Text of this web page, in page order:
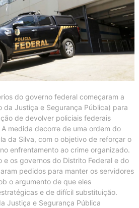
do governo federal começaram a
da Justiça e Segurança Pública) para
de devolver policiais federais
medida decorre de uma ordem do
da Silva, com o objetivo de reforçar o
enfrentamento ao crime organizado.
e os governos do Distrito Federal e do
pedidos para manter os servidores
o argumento de que eles
e de difícil substituição.
Justiça e Segurança Pública